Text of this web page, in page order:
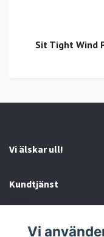
Sit Tight Wind
Vi älskar ull!
Kundtjänst
Vi